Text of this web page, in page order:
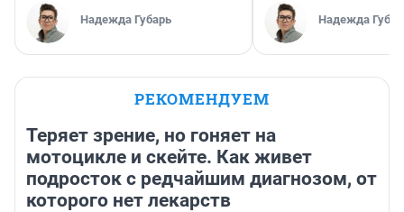
Надежда Губарь Надежда
РЕКОМЕНДУЕМ
Теряет зрение, но гоняет на
мотоцикле и скейте. Как живет
подросток с редчайшим диагнозом, от
которого нет лекарств